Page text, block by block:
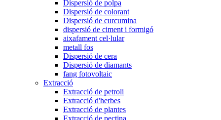
Dispersió de polpa
Dispersió de colorant
Dispersió de curcumina
dispersió de ciment i formigó
aixafament cel·lular
metall fos
Dispersió de cera
Dispersió de diamants
fang fotovoltaic
Extracció
Extracció de petroli
Extracció d'herbes
Extracció de plantes
Extracció de pectina